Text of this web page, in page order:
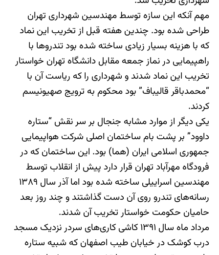
مهم آنکه این سازه توسط مهندسین شهرداری تهران
طراحی شده بود. چندین هفته قبل از تخریب این نماد
که با هزینه‏ بسیار زیادی ساخته شده بود تندروها با
راهپیمایی در نماز جمعه مقابل دانشگاه تهران خواستار
تخریب این نماد شدند و شهرداری را که ریاست آن با
“محمدباقر قالیباف” بود محکوم به ترویج صهیونیسم
کردند.
یکی دیگر از موارد مشابه جنجال بر سر نقش “ستاره
داوود” بر پشت‏ بام ساختمان اصلی شرکت هواپیمایی
جمهوری اسلامی ایران (هما) بود. این ساختمان که در
فرودگاه مهرآباد تهران قرار دارد پیش از انقلاب توسط
مهندسین اسراییلی ساخته شده بود اما آذر سال ۱۳۸۹
رسانه‌های تندرو روی آن دست گذاشتند و چند روز بعد
حامیان حکومت خواستار تخریب آن شدند.
مرداد ماه سال ۱۳۹۱ کاشی کاری‌های سردر نزدیک مسجد
درب کوشک در خیابان طیب اصفهان که شبیه ستاره